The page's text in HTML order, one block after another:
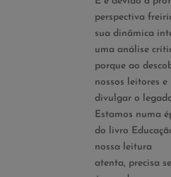
perspectiva
sua dinâmica
uma análise
porque ao
nossos leitores
divulgar o
Estamos numa
do livro
nossa leitura
atenta, precisa